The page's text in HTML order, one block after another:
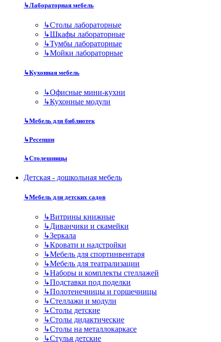
↳Лабораторная мебель
↳Столы лабораторные
↳Шкафы лабораторные
↳Тумбы лабораторные
↳Мойки лабораторные
↳Кухонная мебель
↳Офисные мини-кухни
↳Кухонные модули
↳Мебель для библиотек
↳Ресепшн
↳Столешницы
Детская - дошкольная мебель
↳Мебель для детских садов
↳Витрины книжные
↳Диванчики и скамейки
↳Зеркала
↳Кровати и надстройки
↳Мебель для спортинвентаря
↳Мебель для театрализации
↳Наборы и комплекты стеллажей
↳Подставки под поделки
↳Полотенечницы и горшечницы
↳Стеллажи и модули
↳Столы детские
↳Столы дидактические
↳Столы на металлокаркасе
↳Стулья детские